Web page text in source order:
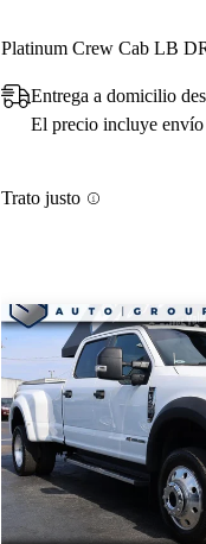
Platinum Crew Cab LB
Entrega a domicilio
El precio incluye
Trato justo